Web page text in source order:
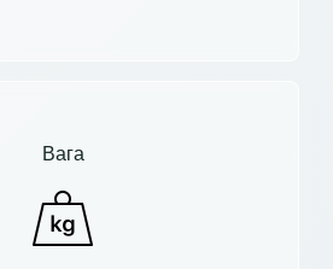
Вага